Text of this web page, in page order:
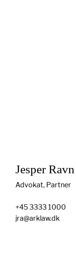
Jesper Ravn
Advokat, Partner
+45 3333 1000
jra@arklaw.dk